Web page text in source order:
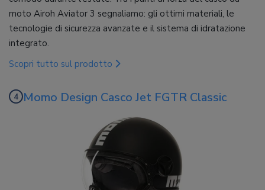
moto Airoh Aviator 3 segnaliamo: gli ottimi materiali, le
tecnologie di sicurezza avanzate e il sistema di idratazione
integrato.
Scopri tutto sul prodotto
Momo Design Casco Jet FGTR Classic